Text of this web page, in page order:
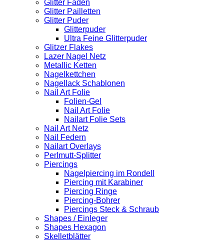
Glitter Fäden
Glitter Pailletten
Glitter Puder
Glitterpuder
Ultra Feine Glitterpuder
Glitzer Flakes
Lazer Nagel Netz
Metallic Ketten
Nagelkettchen
Nagellack Schablonen
Nail Art Folie
Folien-Gel
Nail Art Folie
Nailart Folie Sets
Nail Art Netz
Nail Federn
Nailart Overlays
Perlmutt-Splitter
Piercings
Nagelpiercing im Rondell
Piercing mit Karabiner
Piercing Ringe
Piercing-Bohrer
Piercings Steck & Schraub
Shapes / Einleger
Shapes Hexagon
Skelletblätter